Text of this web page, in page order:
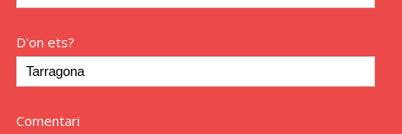
D'on ets?
Comentari